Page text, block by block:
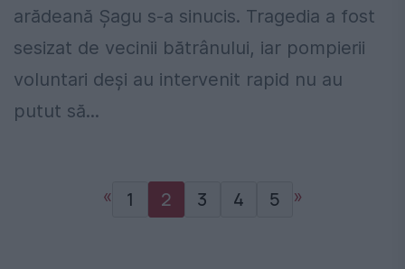
arădeană Șagu s-a sinucis. Tragedia a fost
sesizat de vecinii bătrânului, iar pompierii
voluntari deși au intervenit rapid nu au
putut să...
« 1 2 3 4 5 »